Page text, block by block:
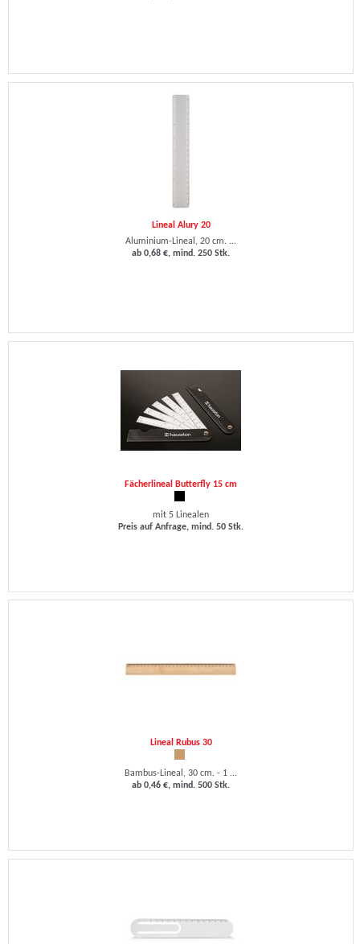
Lineal Alury 20
Aluminium-Lineal, 20 cm. ...
ab 0,68 €, mind. 250 Stk.
Fächerlineal Butterfly 15 cm
mit 5 Linealen
Preis auf Anfrage, mind. 50 Stk.
Lineal Rubus 30
Bambus-Lineal, 30 cm. - 1 ...
ab 0,46 €, mind. 500 Stk.